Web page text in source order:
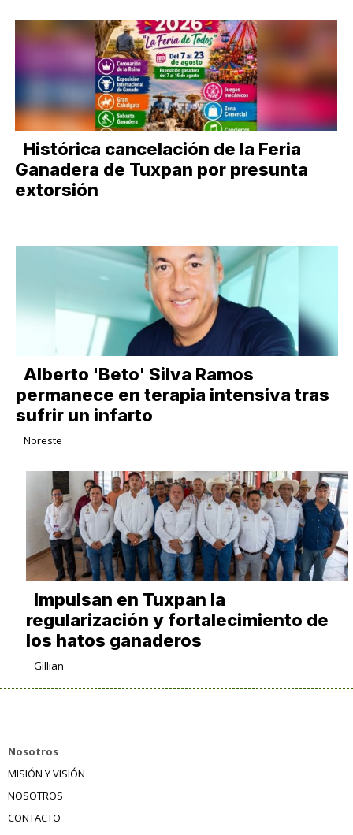
Histórica cancelación de la Feria
Ganadera de Tuxpan por presunta
extorsión
Alberto 'Beto' Silva Ramos
permanece en terapia intensiva tras
sufrir un infarto
Noreste
Impulsan en Tuxpan la
regularización y fortalecimiento de
los hatos ganaderos
Gillian
Nosotros
MISIÓN Y VISIÓN
NOSOTROS
CONTACTO